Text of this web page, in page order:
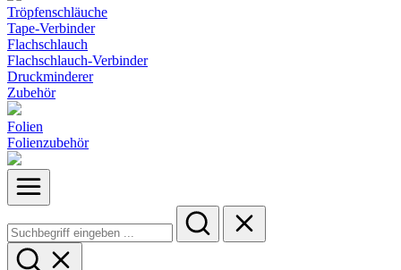
Tröpfenschläuche
Tape-Verbinder
Flachschlauch
Flachschlauch-Verbinder
Druckminderer
Zubehör
Folien
Folienzubehör